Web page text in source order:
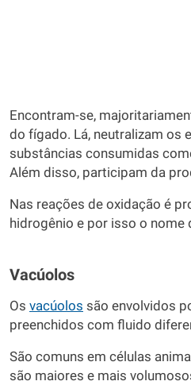
Encontram-se,
do fígado. Lá, neutralizam os
substâncias consumidas
Além disso, participam da
Nas reações de oxidação é
hidrogênio e por isso o nome
Vacúolos
Os vacúolos são envolvidos
preenchidos com fluido
São comuns em células
são maiores e mais